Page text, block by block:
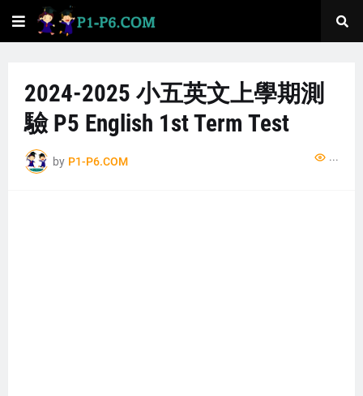
2024-2025 小五英文上學期測
驗 P5 English 1st Term Test
by P1-P6.COM ..